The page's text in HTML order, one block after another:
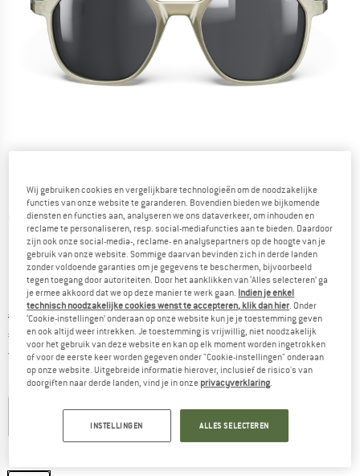
Gedetailleerde foto's
Oorspronkelijke prijs :
€ 109,95
Prijs:
€ 87,96 incl. BTW
Gratis verzending(NL)Nederland. Informatie over de
Kleur:Beige / Black / Smoke Grey
-20%
Maat:
Wij gebruiken cookies en vergelijkbare technologieën om de noodzakelijke
functies van onze website te garanderen. Bovendien bieden we bijkomende
diensten en functies aan, analyseren we ons dataverkeer, om inhouden en
reclame te personaliseren, resp. social-mediafuncties aan te bieden. Daardoor
zijn ook onze social-media-, reclame- en analysepartners op de hoogte van je
gebruik van onze website. Sommige daarvan bevinden zich in derde landen
zonder voldoende garanties om je gegevens te beschermen, bijvoorbeeld
tegen toegang door autoriteiten. Door het aanklikken van ‘Alles selecteren’ ga
je ermee akkoord dat we op deze manier te werk gaan. Indien je enkel
technisch noodzakelijke cookies wenst te accepteren, klik dan hier. Onder
‘Cookie-instellingen’ onderaan op onze website kun je je toestemming geven
en ook altijd weer intrekken. Je toestemming is vrijwillig, niet noodzakelijk
voor het gebruik van deze website en kan op elk moment worden ingetrokken
of voor de eerste keer worden gegeven onder "Cookie-instellingen" onderaan
op onze website. Uitgebreide informatie hierover, inclusief de risico's van
doorgiften naar derde landen, vind je in onze privacyverklaring.
INSTELLINGEN ALLES SELECTEREN